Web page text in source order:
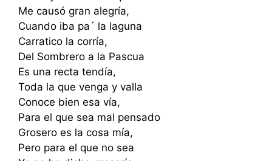
Me causó gran alegría,
Cuando iba pa´ la laguna
Carratico la corría,
Del Sombrero a la Pascua
Es una recta tendía,
Toda la que venga y valla
Conoce bien esa vía,
Para el que sea mal pensado
Grosero es la cosa mía,
Pero para el que no sea